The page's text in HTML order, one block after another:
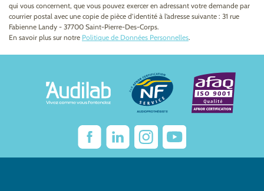
qui vous concernent, que vous pouvez exercer en adressant votre demande par
courrier postal avec une copie de pièce d’identité à l’adresse suivante : 31 rue
Fabienne Landy - 37700 Saint-Pierre-Des-Corps.
En savoir plus sur notre Politique de Données Personnelles.